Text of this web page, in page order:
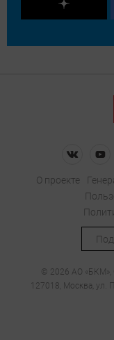
О проекте
© 2026 АО «БКМ»,
127018, Москва, ул.